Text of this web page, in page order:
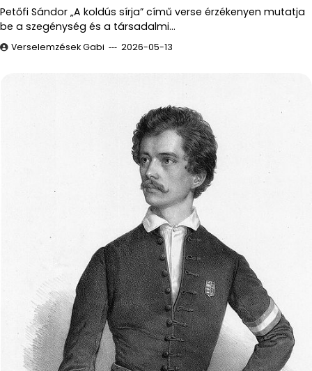
Petőfi Sándor „A koldús sírja” című verse érzékenyen mutatja
be a szegénység és a társadalmi…
Verselemzések Gabi 2026-05-13